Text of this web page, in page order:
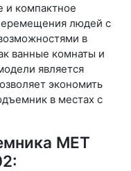
компактное
людей с
в
ванные комнаты и
является
экономить
в местах с
MET